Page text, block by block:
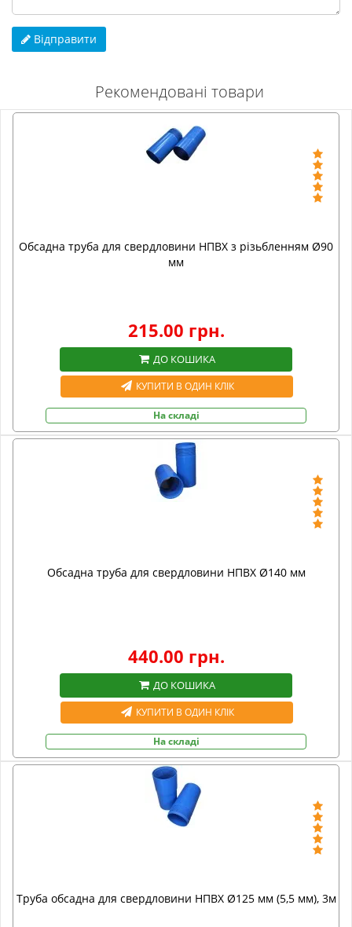
Відправити
Рекомендовані товари
Обсадна труба для свердловини НПВХ з різьбленням Ø90
мм
215.00 грн.
ДО КОШИКА
КУПИТИ В ОДИН КЛІК
На складі
Обсадна труба для свердловини НПВХ Ø140 мм
440.00 грн.
ДО КОШИКА
КУПИТИ В ОДИН КЛІК
На складі
Труба обсадна для свердловини НПВХ Ø125 мм (5,5 мм), 3м